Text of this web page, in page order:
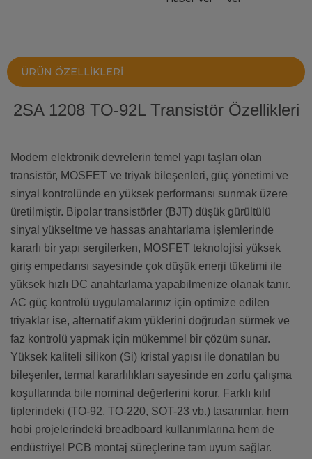
ÜRÜN ÖZELLIKLERI
2SA 1208 TO-92L Transistör Özellikleri
Modern elektronik devrelerin temel yapı taşları olan
transistör, MOSFET ve triyak bileşenleri, güç yönetimi ve
sinyal kontrolünde en yüksek performansı sunmak üzere
üretilmiştir. Bipolar transistörler (BJT) düşük gürültülü
sinyal yükseltme ve hassas anahtarlama işlemlerinde
kararlı bir yapı sergilerken, MOSFET teknolojisi yüksek
giriş empedansı sayesinde çok düşük enerji tüketimi ile
yüksek hızlı DC anahtarlama yapabilmenize olanak tanır.
AC güç kontrolü uygulamalarınız için optimize edilen
triyaklar ise, alternatif akım yüklerini doğrudan sürmek ve
faz kontrolü yapmak için mükemmel bir çözüm sunar.
Yüksek kaliteli silikon (Si) kristal yapısı ile donatılan bu
bileşenler, termal kararlılıkları sayesinde en zorlu çalışma
koşullarında bile nominal değerlerini korur. Farklı kılıf
tiplerindeki (TO-92, TO-220, SOT-23 vb.) tasarımlar, hem
hobi projelerindeki breadboard kullanımlarına hem de
endüstriyel PCB montaj süreçlerine tam uyum sağlar.